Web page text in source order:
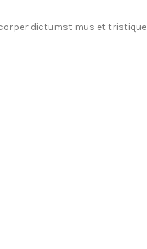
dictumst mus et tristique